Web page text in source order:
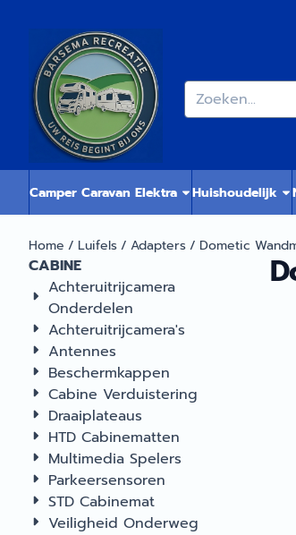
Zoeken
Camper Caravan Elektra Huishoudelijk
Home / Luifels/ Adapters/ Dometic
CABINE
Achteruitrijcamera
Onderdelen
Achteruitrijcamera's
Antennes
Beschermkappen
Cabine Verduistering
Draaiplateaus
HTD Cabinematten
Multimedia Spelers
Parkeersensoren
STD Cabinemat
Veiligheid Onderweg